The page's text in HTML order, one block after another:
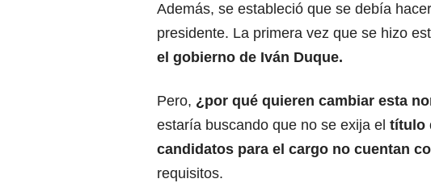
Además, se estableció que se debía hacer
presidente. La primera vez que se hizo
el gobierno de Iván Duque.
Pero, ¿por qué quieren cambiar esta
estaría buscando que no se exija el título
candidatos para el cargo no cuentan
requisitos.